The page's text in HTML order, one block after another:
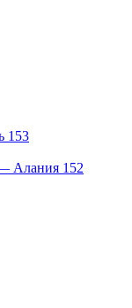
153
— Алания 152